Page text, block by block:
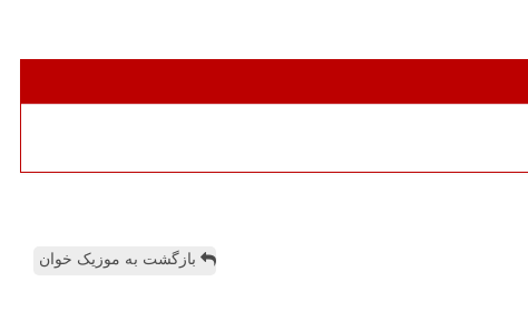
بازگشت به موزیک خوان